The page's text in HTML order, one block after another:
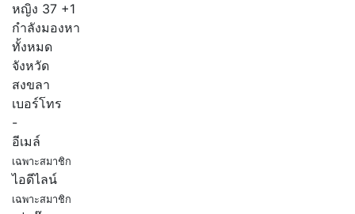
หญิง 37 +1
กำลังมองหา
ทั้งหมด
จังหวัด
สงขลา
เบอร์โทร
-
อีเมล์
เฉพาะสมาชิก
ไอดีไลน์
เฉพาะสมาชิก